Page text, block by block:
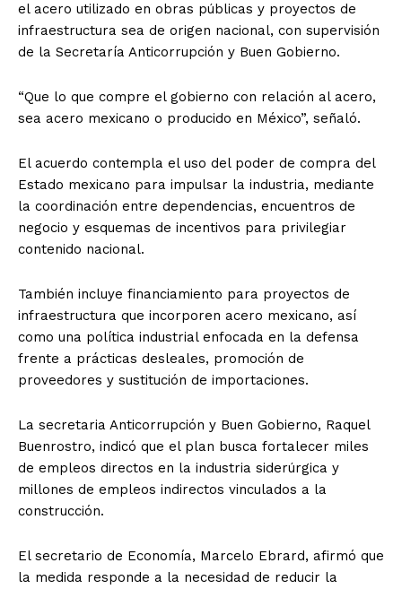
el acero utilizado en obras públicas y proyectos de
infraestructura sea de origen nacional, con supervisión
de la Secretaría Anticorrupción y Buen Gobierno.
“Que lo que compre el gobierno con relación al acero,
sea acero mexicano o producido en México”, señaló.
El acuerdo contempla el uso del poder de compra del
Estado mexicano para impulsar la industria, mediante
la coordinación entre dependencias, encuentros de
negocio y esquemas de incentivos para privilegiar
contenido nacional.
También incluye financiamiento para proyectos de
infraestructura que incorporen acero mexicano, así
como una política industrial enfocada en la defensa
frente a prácticas desleales, promoción de
proveedores y sustitución de importaciones.
La secretaria Anticorrupción y Buen Gobierno, Raquel
Buenrostro, indicó que el plan busca fortalecer miles
de empleos directos en la industria siderúrgica y
millones de empleos indirectos vinculados a la
construcción.
El secretario de Economía, Marcelo Ebrard, afirmó que
la medida responde a la necesidad de reducir la